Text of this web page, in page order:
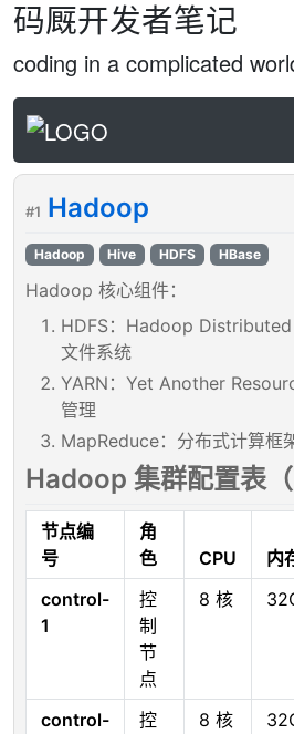
码厩开发者笔记
coding in a complicated
#1 Hadoop
Hadoop Hive HDFS HBase
Hadoop 核心组件：
HDFS：Hadoop
文件系统
YARN：Yet Another
管理
MapReduce：分布式计算框
Hadoop 集群配置表（
节点编
号
角
色
CPU 内
control-
1
控
制
节
点
8 核
control-
控
8 核